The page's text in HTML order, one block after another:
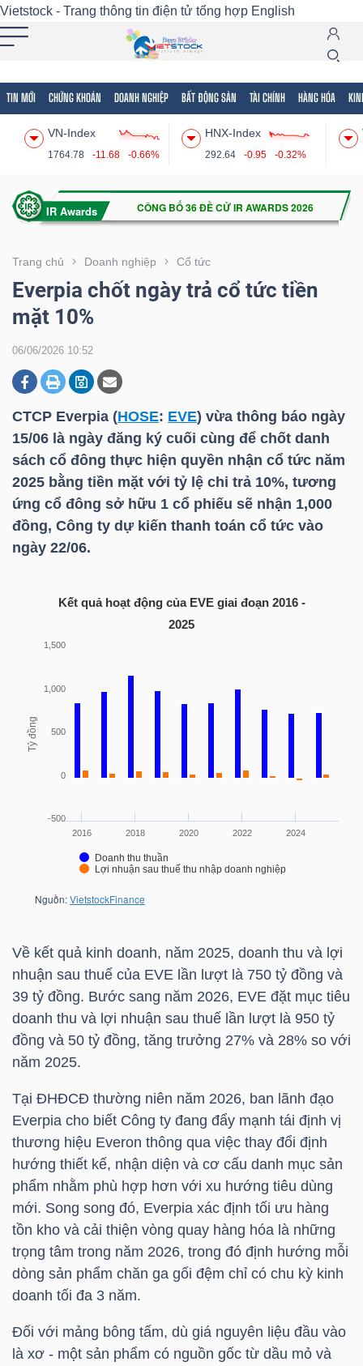
Vietstock - Trang thông tin điện tử tổng hợp English
TIN MỚI CHỨNG KHOÁN DOANH NGHIỆP BẤT ĐỘNG SẢN TÀI CHÍNH HÀNG HÓA
VN-Index
1764.78 -11.68 -0.66%
HNX-Index
292.64 -0.95 -0.32%
Trang chủ Doanh nghiệp Cổ tức
Everpia chốt ngày trả cổ tức tiền
mặt 10%
06/06/2026 10:52
CTCP Everpia (HOSE: EVE) vừa thông báo ngày
15/06 là ngày đăng ký cuối cùng để chốt danh
sách cổ đông thực hiện quyền nhận cổ tức năm
2025 bằng tiền mặt với tỷ lệ chi trả 10%, tương
ứng cổ đông sở hữu 1 cổ phiếu sẽ nhận 1,000
đồng, Công ty dự kiến thanh toán cổ tức vào
ngày 22/06.
Kết quả hoạt động của EVEgiai đoạn 2016 -
2025
Về kết quả kinh doanh, năm 2025, doanh thu và lợi
nhuận sau thuế của EVE lần lượt là 750 tỷ đồng và
39 tỷ đồng. Bước sang năm 2026, EVE đặt mục tiêu
doanh thu và lợi nhuận sau thuế lần lượt là 950 tỷ
đồng và 50 tỷ đồng, tăng trưởng 27% và 28% so với
năm 2025.
Tại ĐHĐCĐ thường niên năm 2026, ban lãnh đạo
Everpia cho biết Công ty đang đẩy mạnh tái định vị
thương hiệu Everon thông qua việc thay đổi định
hướng thiết kế, nhận diện và cơ cấu danh mục sản
phẩm nhằm phù hợp hơn với xu hướng tiêu dùng
mới. Song song đó, Everpia xác định tối ưu hàng
tồn kho và cải thiện vòng quay hàng hóa là những
trọng tâm trong năm 2026, trong đó định hướng mỗi
dòng sản phẩm chăn ga gối đệm chỉ có chu kỳ kinh
doanh tối đa 3 năm.
Đối với mảng bông tấm, dù giá nguyên liệu đầu vào
là xơ - một sản phẩm có nguồn gốc từ dầu mỏ và
Tất cả Tính năng Ngành Mã chứng khoán
Tính
(-)
VIETSTOCK
CHỨNG
DOANH
NGHIỆP
BẤT
ĐỘNG
HÀNG
GIỚI
DƯƠNG
TÀI
CHÍNH
CÁ
NHÂN
PHÂN
TÍCH